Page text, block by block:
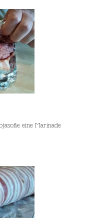
eine Marinade